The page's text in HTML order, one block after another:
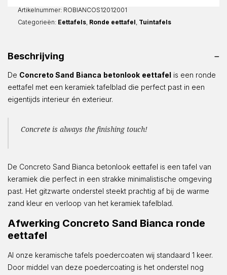
aantal
Artikelnummer: ROBIANCOS12012001
Categorieën: Eettafels Ronde eettafel Tuintafels
Beschrijving
De Concreto Sand Bianca betonlook eettafel is een ronde
eettafel met een keramiek tafelblad die perfect past in een
eigentijds interieur én exterieur.
Concrete is always the finishing touch!
De Concreto Sand Bianca betonlook eettafel is een tafel van
keramiek die perfect in een strakke minimalistische omgeving
past. Het gitzwarte onderstel steekt prachtig af bij de warme
zand kleur en verloop van het keramiek tafelblad.
Afwerking Concreto Sand Bianca ronde
eettafel
Al onze keramische tafels poedercoaten wij standaard 1 keer.
Door middel van deze poedercoating is het onderstel nog